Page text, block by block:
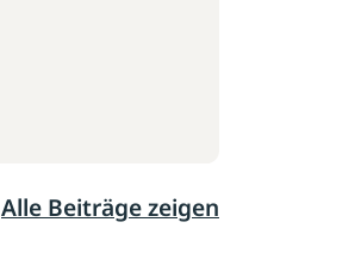
Alle Beiträge zeigen